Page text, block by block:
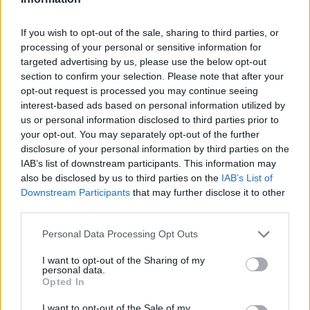
If you wish to opt-out of the sale, sharing to third parties, or
processing of your personal or sensitive information for
targeted advertising by us, please use the below opt-out
section to confirm your selection. Please note that after your
opt-out request is processed you may continue seeing
interest-based ads based on personal information utilized by
us or personal information disclosed to third parties prior to
your opt-out. You may separately opt-out of the further
disclosure of your personal information by third parties on the
IAB’s list of downstream participants. This information may
also be disclosed by us to third parties on the IAB’s List of
Downstream Participants that may further disclose it to other
Personal Data Processing Opt Outs
I want to opt-out of the Sharing of my
personal data.
Opted In
I want to opt-out of the Sale of my
su llegada a Europa y no duda en cargar
contra el momento en que se encuentra la
NBA.